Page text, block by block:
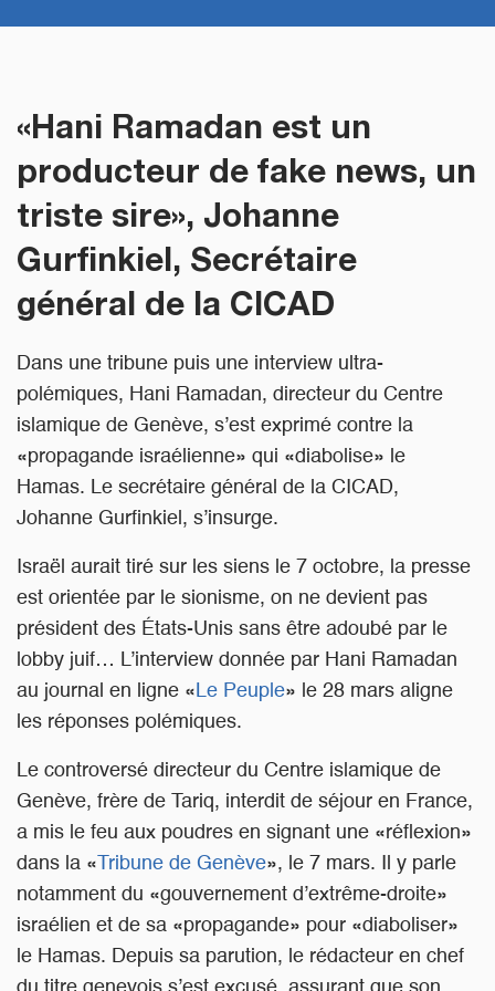
«Hani Ramadan est un
producteur de fake news, un
triste sire», Johanne
Gurfinkiel, Secrétaire
général de la CICAD
Dans une tribune puis une interview ultra-
polémiques, Hani Ramadan, directeur du Centre
islamique de Genève, s’est exprimé contre la
«propagande israélienne» qui «diabolise» le
Hamas. Le secrétaire général de la CICAD,
Johanne Gurfinkiel, s’insurge.
Israël aurait tiré sur les siens le 7 octobre, la presse
est orientée par le sionisme, on ne devient pas
président des États-Unis sans être adoubé par le
lobby juif… L’interview donnée par Hani Ramadan
au journal en ligne « Le Peuple» le 28 mars aligne
les réponses polémiques.
Le controversé directeur du Centre islamique de
Genève, frère de Tariq, interdit de séjour en France,
a mis le feu aux poudres en signant une «réflexion»
dans la « Tribune de Genève», le 7 mars. Il y parle
notamment du «gouvernement d’extrême-droite»
israélien et de sa «propagande» pour «diaboliser»
le Hamas. Depuis sa parution, le rédacteur en chef